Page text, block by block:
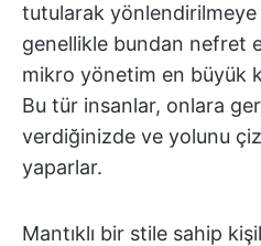
tutularak
genellikle bundan nefret
mikro yönetim en büyük
Bu tür insanlar, onlara
verdiğinizde ve yolunu
yaparlar.
Mantıklı bir stile sahip